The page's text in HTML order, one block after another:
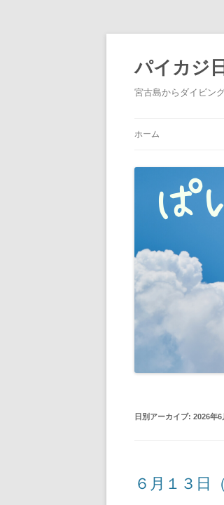
パイカジ
宮古島からダイビン
ホーム
日別アーカイブ: 2026年6
６月１３日